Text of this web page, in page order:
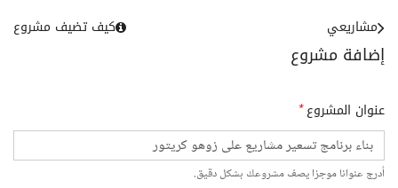
إضافة مشروع
مشاريعي كيف تضيف مشروع
عنوان المشروع*
أدرج عنوانا موجزا يصف مشروعك بشكل دقيق.